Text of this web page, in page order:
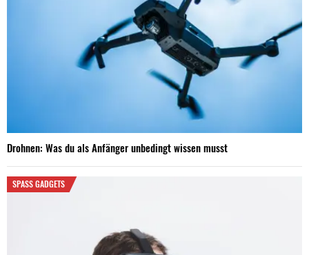
Drohnen: Was du als Anfänger unbedingt wissen musst
SPASS GADGETS